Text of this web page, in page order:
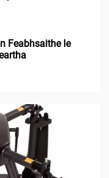
Feabhsaithe le